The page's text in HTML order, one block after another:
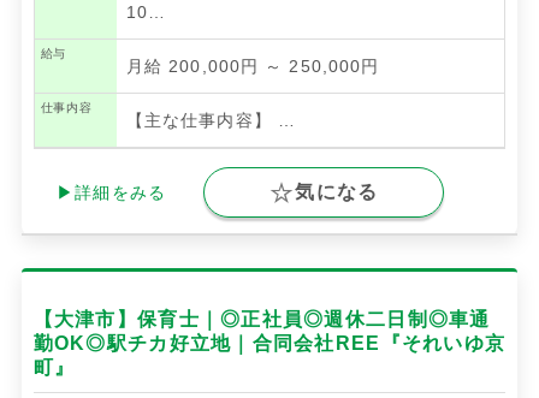
10…
給与
月給 200,000円 ～ 250,000円
仕事内容
【主な仕事内容】
▶詳細をみる 気になる
【大津市】保育士｜◎正社員◎週休二日制◎車通
勤OK◎駅チカ好立地｜合同会社REE『それいゆ京
町』